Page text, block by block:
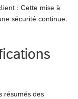
: Cette mise à
sécurité continue.
résumés des